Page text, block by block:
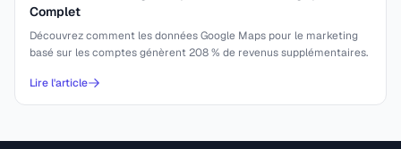
Complet
Découvrez comment les données Google Maps pour le marketing
basé sur les comptes génèrent 208 % de revenus supplémentaires.
Lire l'article